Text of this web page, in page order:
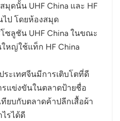
มุดนั้น UHF China และ HF
ไป โดยห้องสมุด
ลูชัน UHF China ในขณะ
หญ่ใช้แท็ก HF China
ะเทศจีนมีการเติบโตที่ดี
รแข่งขันในตลาดป้ายชื่อ
ยบกับตลาดค้าปลีกเสื้อผ้า
รได้ดี